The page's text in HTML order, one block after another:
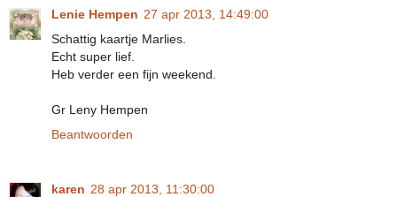
Lenie Hempen 27 apr 2013, 14:49:00
Schattig kaartje Marlies.
Echt super lief.
Heb verder een fijn weekend.
Gr Leny Hempen
Beantwoorden
karen 28 apr 2013, 11:30:00